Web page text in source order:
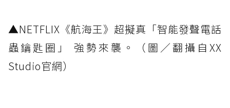
▲NETFLIX《航海王》超擬真「智能發聲電話
蟲鑰匙圈」 強勢來襲。（圖／翻攝自XX
Studio官網）